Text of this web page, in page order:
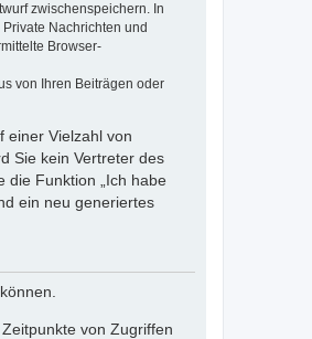
zwischenspeichern. In
Nachrichten und
Browser-
von Ihren Beiträgen oder
einer Vielzahl von
Sie kein Vertreter des
die Funktion „Ich habe
ein neu generiertes
von Zugriffen